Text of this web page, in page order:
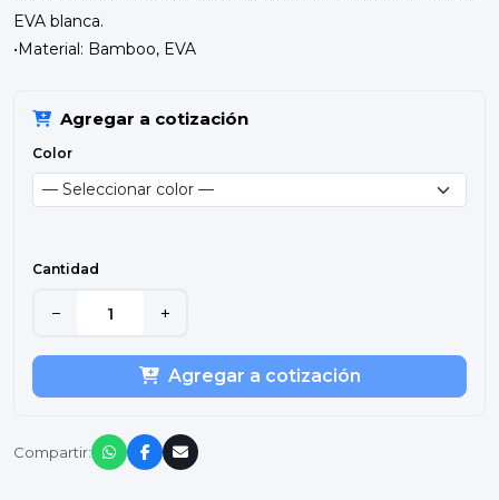
EVA blanca.
•Material: Bamboo, EVA
Agregar a cotización
Color
Cantidad
− +
Agregar a cotización
Compartir: